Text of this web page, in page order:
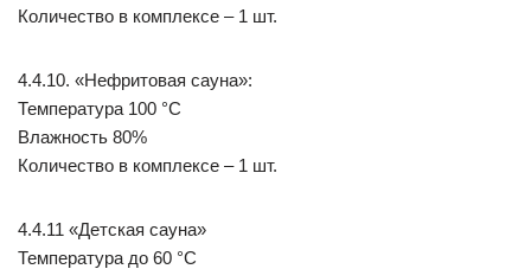
Количество в комплексе – 1 шт.
4.4.10. «Нефритовая сауна»:
Температура 100 °С
Влажность 80%
Количество в комплексе – 1 шт.
4.4.11 «Детская сауна»
Температура до 60 °С